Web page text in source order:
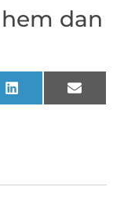
dan
LinkedIn Email